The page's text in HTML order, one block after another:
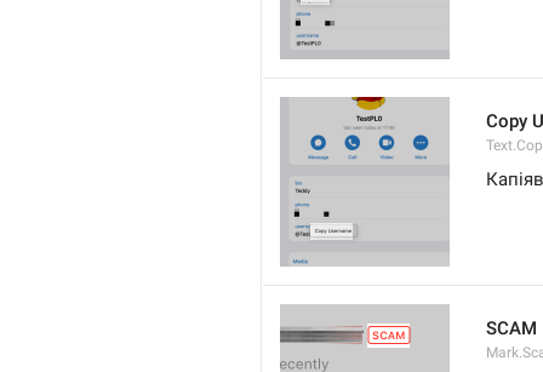
Copy
SCAM